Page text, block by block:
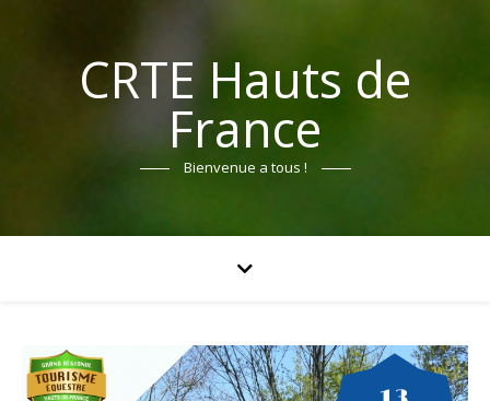
CRTE Hauts de
France
Bienvenue a tous !